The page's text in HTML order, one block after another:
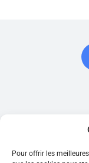
Pour offrir les
Garantie.be est
0761.516.118) et